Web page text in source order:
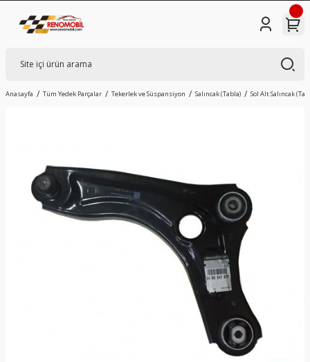
Anasayfa Tüm Yedek Parçalar Tekerlek ve Süspansiyon Salıncak (Tabla) Sol Alt Salıncak